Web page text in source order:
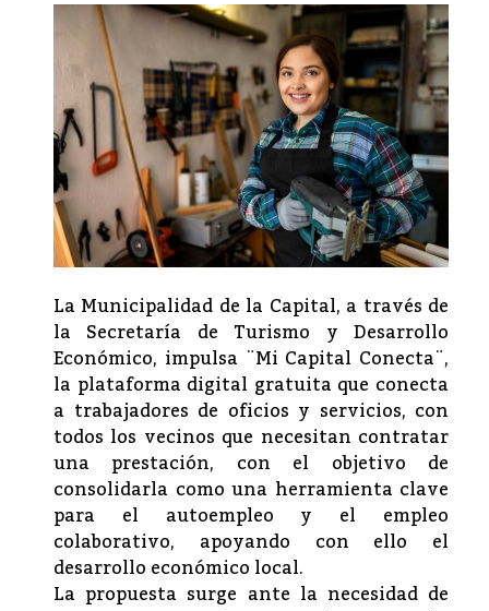
La Municipalidad de la Capital, a través de
la Secretaría de Turismo y Desarrollo
Económico, impulsa ¨Mi Capital Conecta¨,
la plataforma digital gratuita que conecta
a trabajadores de oficios y servicios, con
todos los vecinos que necesitan contratar
una prestación, con el objetivo de
consolidarla como una herramienta clave
para el autoempleo y el empleo
colaborativo, apoyando con ello el
desarrollo económico local.
La propuesta surge ante la necesidad de